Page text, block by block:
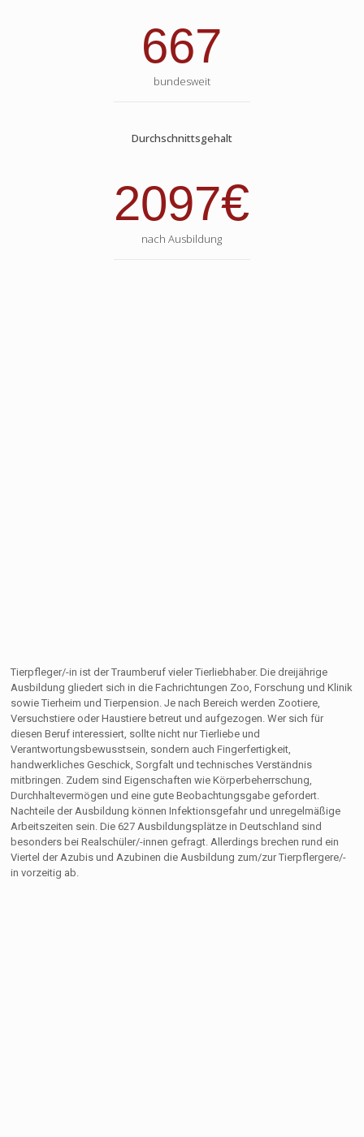
667
bundesweit
Durchschnittsgehalt
2097€
nach Ausbildung
Tierpfleger/-in ist der Traumberuf vieler Tierliebhaber. Die dreijährige
Ausbildung gliedert sich in die Fachrichtungen Zoo, Forschung und Klinik
sowie Tierheim und Tierpension. Je nach Bereich werden Zootiere,
Versuchstiere oder Haustiere betreut und aufgezogen. Wer sich für
diesen Beruf interessiert, sollte nicht nur Tierliebe und
Verantwortungsbewusstsein, sondern auch Fingerfertigkeit,
handwerkliches Geschick, Sorgfalt und technisches Verständnis
mitbringen. Zudem sind Eigenschaften wie Körperbeherrschung,
Durchhaltevermögen und eine gute Beobachtungsgabe gefordert.
Nachteile der Ausbildung können Infektionsgefahr und unregelmäßige
Arbeitszeiten sein. Die 627 Ausbildungsplätze in Deutschland sind
besonders bei Realschüler/-innen gefragt. Allerdings brechen rund ein
Viertel der Azubis und Azubinen die Ausbildung zum/zur Tierpflergere/-
in vorzeitig ab.